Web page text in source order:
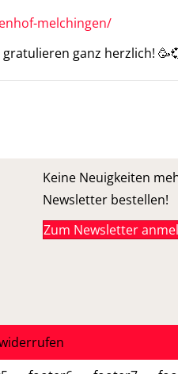
melchingen/
ganz herzlich!
Keine Neuigkeiten
Newsletter bestellen!
Zum Newsletter